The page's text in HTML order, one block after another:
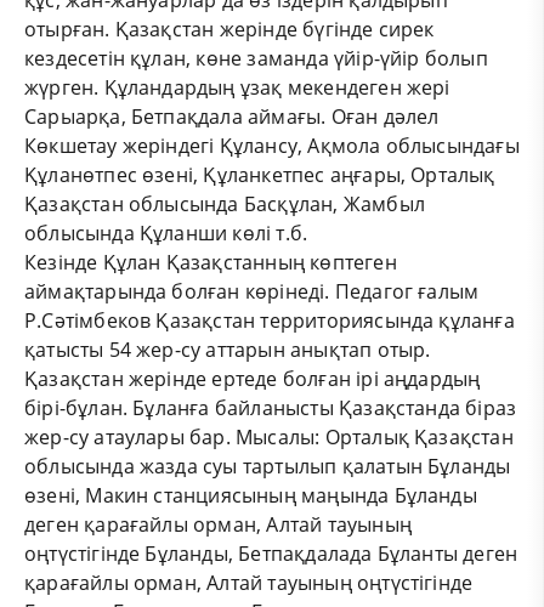
отырған. Қазақстан жерінде бүгінде сирек
кездесетін құлан, көне заманда үйір-үйір болып
жүрген. Құландардың ұзақ мекендеген жері
Сарыарқа, Бетпақдала аймағы. Оған дәлел
Көкшетау жеріндегі Құлансу, Ақмола облысындағы
Құланөтпес өзені, Құланкетпес аңғары, Орталық
Қазақстан облысында Басқұлан, Жамбыл
облысында Құланши көлі т.б.
Кезінде Құлан Қазақстанның көптеген
аймақтарында болған көрінеді. Педагог ғалым
Р.Сәтімбеков Қазақстан территориясында құланға
қатысты 54 жер-су аттарын анықтап отыр.
Қазақстан жерінде ертеде болған ірі аңдардың
бірі-бұлан. Бұланға байланысты Қазақстанда біраз
жер-су атаулары бар. Мысалы: Орталық Қазақстан
облысында жазда суы тартылып қалатын Бұланды
өзені, Макин станциясының маңында Бұланды
деген қарағайлы орман, Алтай тауының
оңтүстігінде Бұланды, Бетпақдалада Бұланты деген
қарағайлы орман, Алтай тауының оңтүстігінде